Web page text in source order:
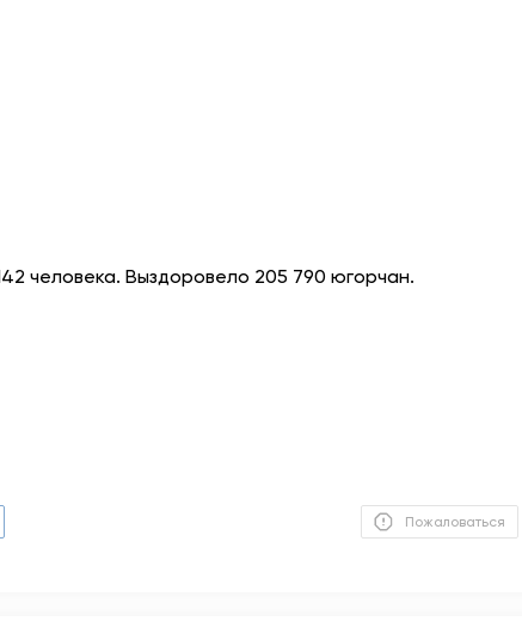
человека. Выздоровело 205 790 югорчан.
Пожаловаться